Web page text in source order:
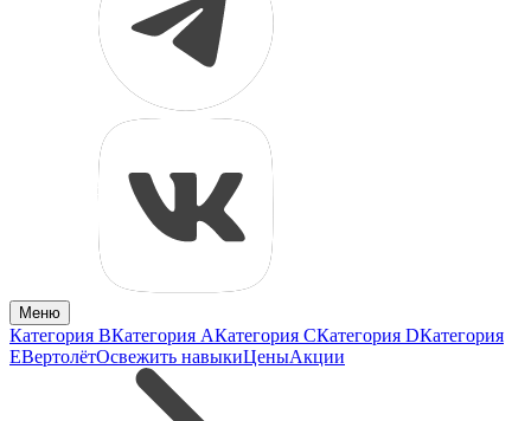
Меню
Категория BКатегория AКатегория CКатегория DКатегория
EВертолётОсвежить навыкиЦеныАкции